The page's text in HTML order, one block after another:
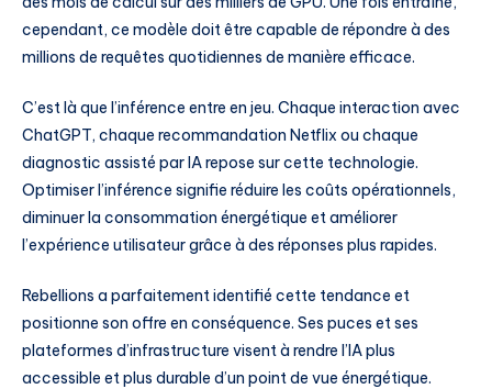
cependant, ce modèle doit être capable de répondre à des
millions de requêtes quotidiennes de manière efficace.
C’est là que l’inférence entre en jeu. Chaque interaction avec
ChatGPT, chaque recommandation Netflix ou chaque
diagnostic assisté par IA repose sur cette technologie.
Optimiser l’inférence signifie réduire les coûts opérationnels,
diminuer la consommation énergétique et améliorer
l’expérience utilisateur grâce à des réponses plus rapides.
Rebellions a parfaitement identifié cette tendance et
positionne son offre en conséquence. Ses puces et ses
plateformes d’infrastructure visent à rendre l’IA plus
accessible et plus durable d’un point de vue énergétique.